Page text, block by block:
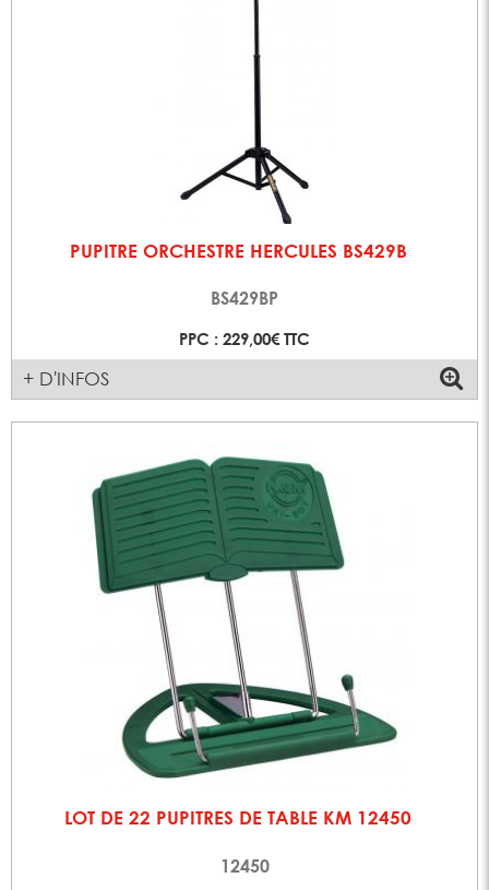
PUPITRE ORCHESTRE HERCULES BS429B
BS429BP
PPC : 229,00€ TTC
+ D'INFOS
LOT DE 22 PUPITRES DE TABLE KM 12450
12450